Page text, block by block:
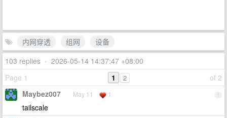
内网穿透 组网
设备
103 replies • 2026-05-14 14:37:47 +08:00
Page 1
of 2
1 2
1
Maybez007 May 11 1
tailscale